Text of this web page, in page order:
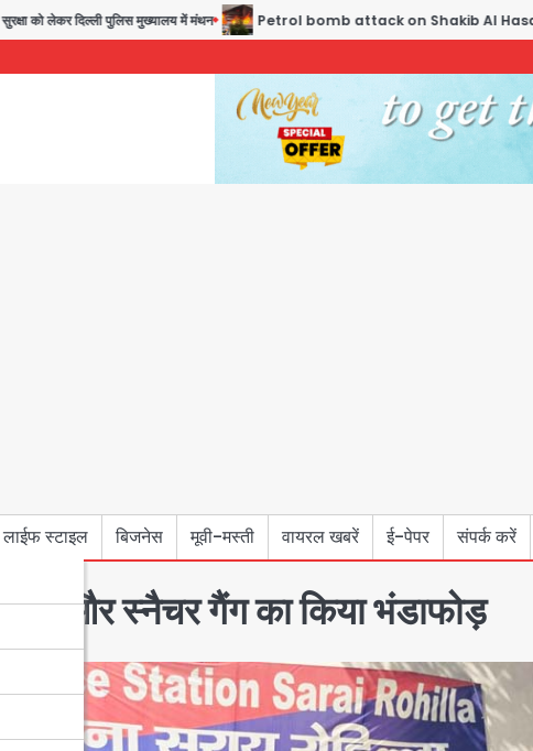
दिल्ली पुलिस मुख्यालय में मंथन Petrol bomb attack on Shakib Al Hasan’s house: शेख
लाईफ स्टाइल बिजनेस मूवी-मस्ती वायरल खबरें ई-पेपर संपर्क करें
और स्नैचर गैंग का किया भंडाफोड़